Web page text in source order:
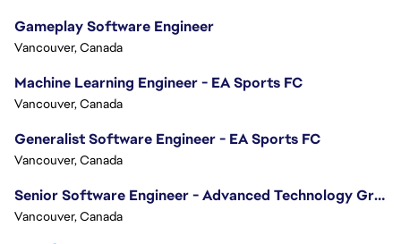
Gameplay Software Engineer
Vancouver, Canada
Machine Learning Engineer - EA Sports FC
Vancouver, Canada
Generalist Software Engineer - EA Sports FC
Vancouver, Canada
Senior Software Engineer - Advanced Technology Group
Vancouver, Canada